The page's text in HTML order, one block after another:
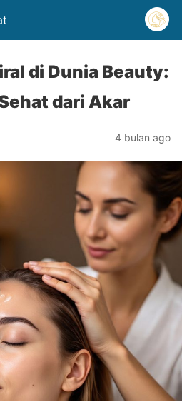
di Dunia Beauty:
dari Akar
4 bulan ago